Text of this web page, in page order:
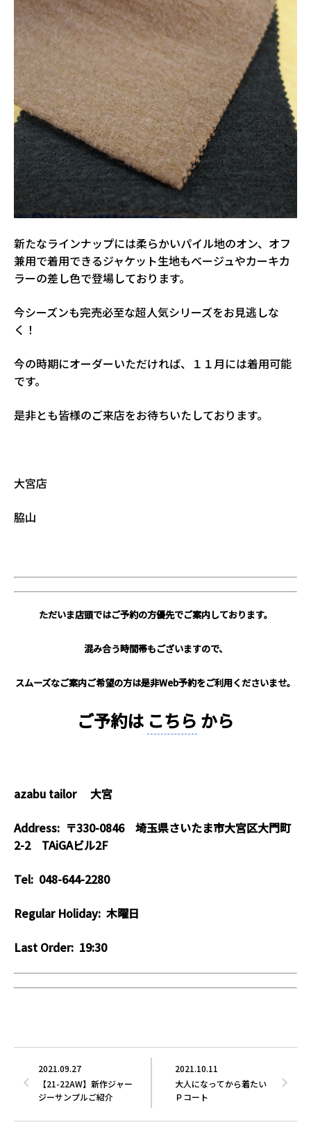
新たなラインナップには柔らかいパイル地のオン、オフ
兼用で着用できるジャケット生地もベージュやカーキカ
ラーの差し色で登場しております。
今シーズンも完売必至な超人気シリーズをお見逃しな
く！
今の時期にオーダーいただければ、１１月には着用可能
です。
是非とも皆様のご来店をお待ちいたしております。
大宮店
脇山
ただいま店頭ではご予約の方優先でご案内しております。
混み合う時間帯もございますので、
スムーズなご案内ご希望の方は是非Web予約をご利用くださいませ。
ご予約は こちら から
azabu tailor 大宮
Address: 〒330-0846 埼玉県さいたま市大宮区大門町
2-2 TAiGAビル2F
Tel: 048-644-2280
Regular Holiday: 木曜日
Last Order: 19:30
2021.10.11
大人になってから着たい
Ｐコート
2021.09.27
【21-22AW】新作ジャー
ジーサンプルご紹介